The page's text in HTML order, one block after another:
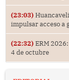
(23:03)
impulsar acceso a
(22:32) ERM
4 de octubre